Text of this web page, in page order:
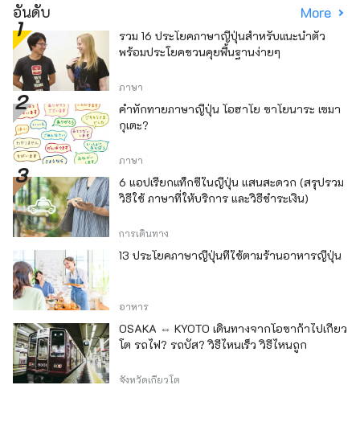
อันดับ More
รวม 16 ประโยคภาษาญี่ปุ่นสำหรับแนะนำตัว
พร้อมประโยคชวนคุยพื้นฐานง่ายๆ
ภาษา
คำทักทายภาษาญี่ปุ่น โอฮาโย ซาโยนาระ เซมา
กุเตะ?
ภาษา
6 แอปเรียกแท็กซี่ในญี่ปุ่น แสนสะดวก (สรุปรวม
วิธีใช้ ภาษาที่ให้บริการ และวิธีชำระเงิน)
การเดินทาง
13 ประโยคภาษาญี่ปุ่นที่ใช้ตามร้านอาหารญี่ปุ่น
อาหาร
OSAKA ⇔ KYOTO เดินทางจากโอซาก้าไปเกียว
โต รถไฟ? รถบัส? วิธีไหนเร็ว วิธีไหนถูก
จังหวัดเกียวโต